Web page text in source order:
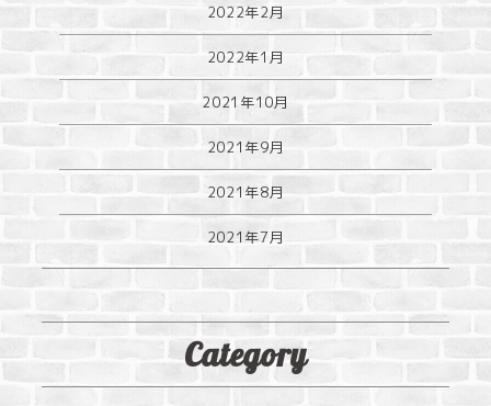
2022年2月
2022年1月
2021年10月
2021年9月
2021年8月
2021年7月
Category